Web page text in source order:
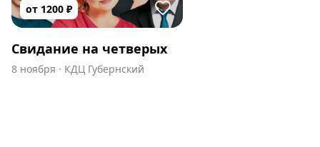
от 1200 ₽
Свидание на четверых
8 ноября · КДЦ Губернский